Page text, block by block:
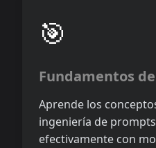
🎯
Fundamentos
Aprende los
ingeniería de
efectivamente con